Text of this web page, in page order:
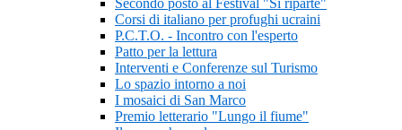
Secondo posto al Festival "Si riparte"
Corsi di italiano per profughi ucraini
P.C.T.O. - Incontro con l'esperto
Patto per la lettura
Interventi e Conferenze sul Turismo
Lo spazio intorno a noi
I mosaici di San Marco
Premio letterario "Lungo il fiume"